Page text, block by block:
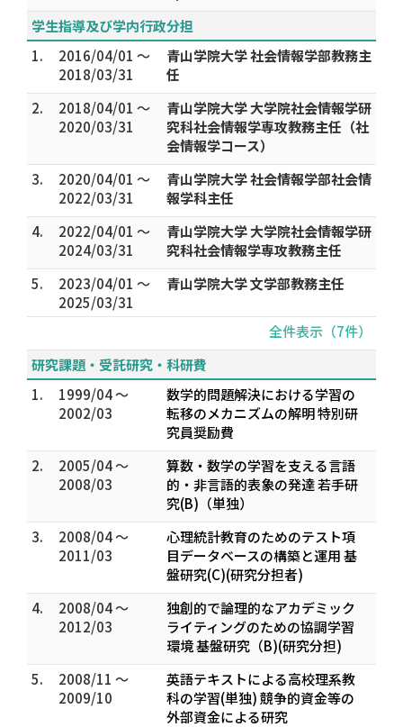
学生指導及び学内行政分担
1.
2016/04/01 ～
2018/03/31
青山学院大学 社会情報学部教務主
任
2.
2018/04/01 ～
2020/03/31
青山学院大学 大学院社会情報学研
究科社会情報学専攻教務主任（社
会情報学コース）
3.
2020/04/01 ～
2022/03/31
青山学院大学 社会情報学部社会情
報学科主任
4.
2022/04/01 ～
2024/03/31
青山学院大学 大学院社会情報学研
究科社会情報学専攻教務主任
5.
2023/04/01 ～
2025/03/31
青山学院大学 文学部教務主任
全件表示（7件）
研究課題・受託研究・科研費
1.
1999/04 ～
2002/03
数学的問題解決における学習の
転移のメカニズムの解明 特別研
究員奨励費
2.
2005/04 ～
2008/03
算数・数学の学習を支える言語
的・非言語的表象の発達 若手研
究(B)（単独）
3.
2008/04 ～
2011/03
心理統計教育のためのテスト項
目データベースの構築と運用 基
盤研究(C)(研究分担者)
4.
2008/04 ～
2012/03
独創的で論理的なアカデミック
ライティングのための協調学習
環境 基盤研究（B)(研究分担)
5.
2008/11 ～
2009/10
英語テキストによる高校理系教
科の学習(単独) 競争的資金等の
外部資金による研究